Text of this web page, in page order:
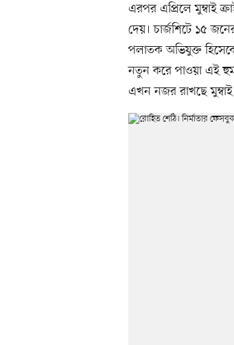
এরপর এপ্রিলে মুম্বাই
দেয়। চার্জশিটে ১৫
পলাতক অভিযুক্ত
নতুন করে পাওয়া এই
এখন নজর রাখছে